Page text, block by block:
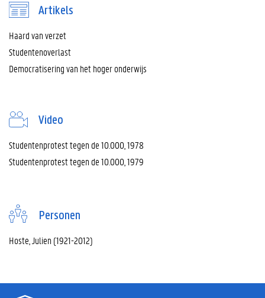
Artikels
Haard van verzet
Studentenoverlast
Democratisering van het hoger onderwijs
Video
Studentenprotest tegen de 10.000, 1978
Studentenprotest tegen de 10.000, 1979
Personen
Hoste, Julien (1921-2012)